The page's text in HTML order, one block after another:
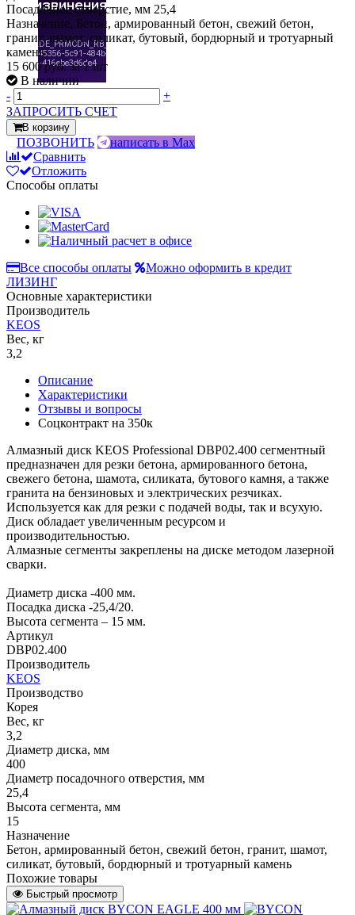
Посадочное отверстие, мм 25,4
Назначение, Бетон, армированный бетон, свежий бетон,
гранит, шамот, силикат, бутовый, бордюрный и тротуарный
камень
15 600 руб.за 1 шт
В наличии
-
+
ЗАПРОСИТЬ СЧЕТ
В корзину
ПОЗВОНИТЬ
написать в Max
Сравнить
Отложить
Способы оплаты
Все способы оплаты
Можно оформить в кредит
ЛИЗИНГ
Основные характеристики
Производитель
KEOS
Вес, кг
3,2
Описание
Характеристики
Отзывы и вопросы
Соцконтракт на 350к
Алмазный диск KEOS Professional DBP02.400 сегментный
предназначен для резки бетона, армированного бетона,
свежего бетона, шамота, силиката, бутового камня, а также
гранита на бензиновых и электрических резчиках.
Используется как для резки с подачей воды, так и всухую.
Диск обладает увеличенным ресурсом и
производительностью.
Алмазные сегменты закреплены на диске методом лазерной
сварки.
Диаметр диска -400 мм.
Посадка диска -25,4/20.
Высота сегмента – 15 мм.
Артикул
DBP02.400
Производитель
KEOS
Производство
Корея
Вес, кг
3,2
Диаметр диска, мм
400
Диаметр посадочного отверстия, мм
25,4
Высота сегмента, мм
15
Назначение
Бетон, армированный бетон, свежий бетон, гранит, шамот,
силикат, бутовый, бордюрный и тротуарный камень
Похожие товары
Быстрый просмотр